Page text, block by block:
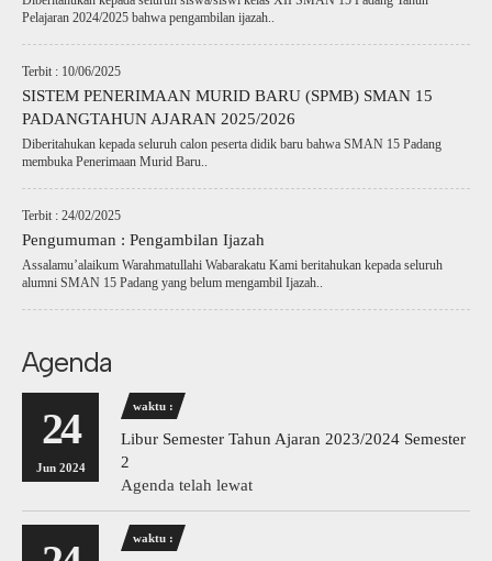
Pelajaran 2024/2025 bahwa pengambilan ijazah..
Terbit : 10/06/2025
SISTEM PENERIMAAN MURID BARU (SPMB) SMAN 15
PADANGTAHUN AJARAN 2025/2026
Diberitahukan kepada seluruh calon peserta didik baru bahwa SMAN 15 Padang
membuka Penerimaan Murid Baru..
Terbit : 24/02/2025
Pengumuman : Pengambilan Ijazah
Assalamu’alaikum Warahmatullahi Wabarakatu Kami beritahukan kepada seluruh
alumni SMAN 15 Padang yang belum mengambil Ijazah..
Agenda
24
Jun 2024
waktu :
Libur Semester Tahun Ajaran 2023/2024 Semester
2
Agenda telah lewat
waktu :